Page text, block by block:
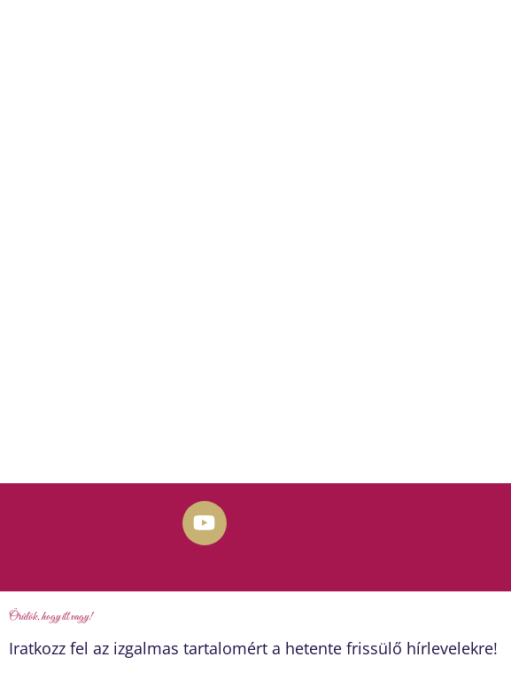
Y
o
u
e
Örülök, hogy itt vagy!
Iratkozz fel az izgalmas tartalomért a hetente frissülő hírlevelekre!